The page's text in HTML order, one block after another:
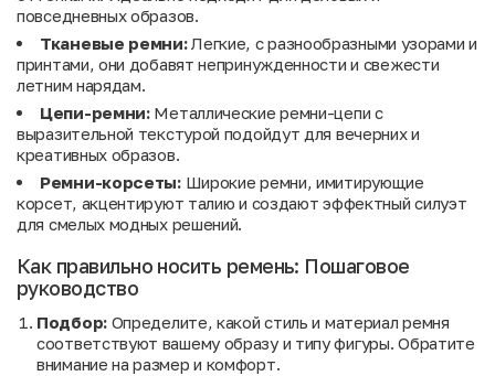
повседневных образов.
Тканевые ремни:Легкие, с разнообразными узорами и
принтами, они добавят непринужденности и свежести
летним нарядам.
Цепи-ремни:Металлические ремни-цепи с
выразительной текстурой подойдут для вечерних и
креативных образов.
Ремни-корсеты:Широкие ремни, имитирующие
корсет, акцентируют талию и создают эффектный силуэт
для смелых модных решений.
Как правильно носить ремень: Пошаговое
руководство
Подбор:Определите, какой стиль и материал ремня
соответствуют вашему образу и типу фигуры. Обратите
внимание на размер и комфорт.